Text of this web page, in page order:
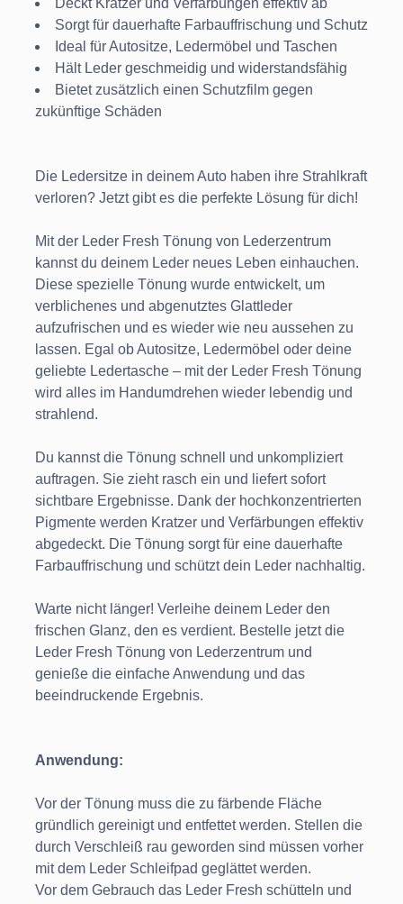
Deckt Kratzer und Verfärbungen effektiv ab
Sorgt für dauerhafte Farbauffrischung und Schutz
Ideal für Autositze, Ledermöbel und Taschen
Hält Leder geschmeidig und widerstandsfähig
Bietet zusätzlich einen Schutzfilm gegen
zukünftige Schäden
Die Ledersitze in deinem Auto haben ihre Strahlkraft
verloren? Jetzt gibt es die perfekte Lösung für dich!
Mit der Leder Fresh Tönung von Lederzentrum
kannst du deinem Leder neues Leben einhauchen.
Diese spezielle Tönung wurde entwickelt, um
verblichenes und abgenutztes Glattleder
aufzufrischen und es wieder wie neu aussehen zu
lassen. Egal ob Autositze, Ledermöbel oder deine
geliebte Ledertasche – mit der Leder Fresh Tönung
wird alles im Handumdrehen wieder lebendig und
strahlend.
Du kannst die Tönung schnell und unkompliziert
auftragen. Sie zieht rasch ein und liefert sofort
sichtbare Ergebnisse. Dank der hochkonzentrierten
Pigmente werden Kratzer und Verfärbungen effektiv
abgedeckt. Die Tönung sorgt für eine dauerhafte
Farbauffrischung und schützt dein Leder nachhaltig.
Warte nicht länger! Verleihe deinem Leder den
frischen Glanz, den es verdient. Bestelle jetzt die
Leder Fresh Tönung von Lederzentrum und
genieße die einfache Anwendung und das
beeindruckende Ergebnis.
Anwendung:
Vor der Tönung muss die zu färbende Fläche
gründlich gereinigt und entfettet werden. Stellen die
durch Verschleiß rau geworden sind müssen vorher
mit dem Leder Schleifpad geglättet werden.
Vor dem Gebrauch das Leder Fresh schütteln und